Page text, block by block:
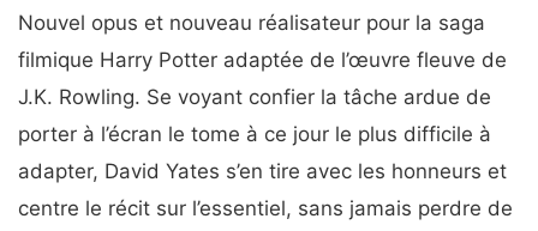
Nouvel opus et nouveau réalisateur pour la saga
filmique Harry Potter adaptée de l’œuvre fleuve de
J.K. Rowling. Se voyant confier la tâche ardue de
porter à l’écran le tome à ce jour le plus difficile à
adapter, David Yates s’en tire avec les honneurs et
centre le récit sur l’essentiel, sans jamais perdre de